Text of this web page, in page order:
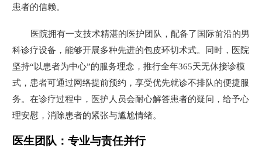
患者的信赖。
医院拥有一支技术精湛的医护团队，配备了国际前沿的男
科诊疗设备，能够开展多种先进的包皮环切术式。同时，医院
坚持“以患者为中心”的服务理念，推行全年365天无休接诊模
式，患者可通过网络提前预约，享受优先就诊不排队的便捷服
务。在诊疗过程中，医护人员会耐心解答患者的疑问，给予心
理安慰，消除患者的紧张与尴尬情绪。
医生团队：专业与责任并行